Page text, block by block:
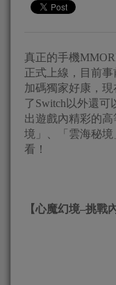
真正的手機
正式上線，目前事
加碼獨家好康，
了Switch以外還可
出遊戲內精彩的
境」、「雲海秘
看！
【心魔幻境–挑戰